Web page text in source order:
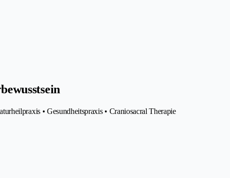
• Gesundheitspraxis • Craniosacral Therapie